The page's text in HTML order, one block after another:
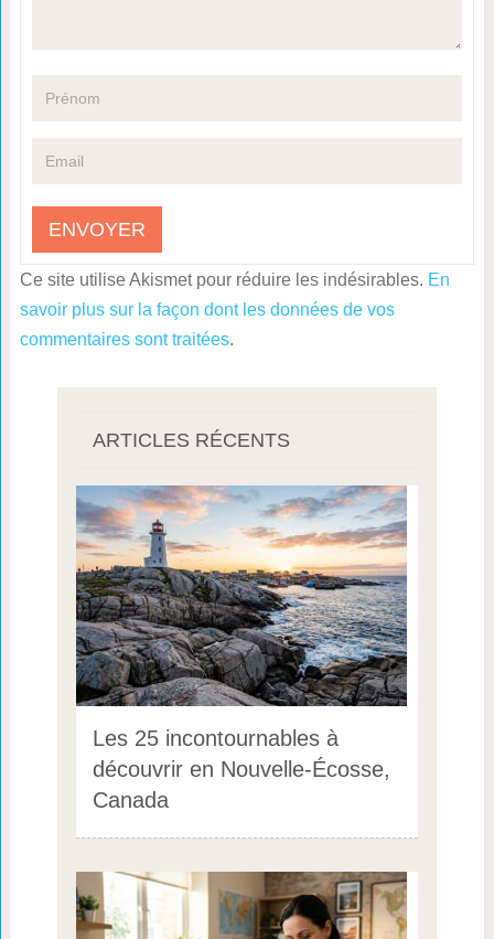
Ce site utilise Akismet pour réduire les indésirables. En
savoir plus sur la façon dont les données de vos
commentaires sont traitées.
ARTICLES RÉCENTS
Les 25 incontournables à
découvrir en Nouvelle-Écosse,
Canada